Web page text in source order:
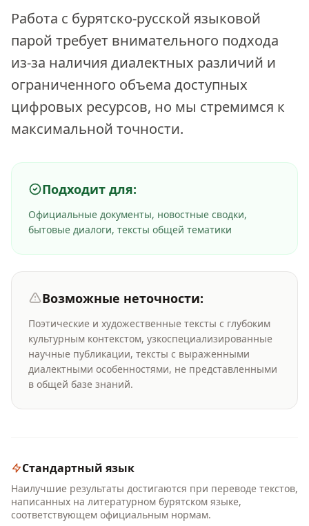
Работа с бурятско-русской языковой
парой требует внимательного подхода
из-за наличия диалектных различий и
ограниченного объема доступных
цифровых ресурсов, но мы стремимся к
максимальной точности.
Подходит для:
Официальные документы, новостные сводки,
бытовые диалоги, тексты общей тематики
Возможные неточности:
Поэтические и художественные тексты с глубоким
культурным контекстом, узкоспециализированные
научные публикации, тексты с выраженными
диалектными особенностями, не представленными
в общей базе знаний.
Стандартный язык
Наилучшие результаты достигаются при переводе текстов,
написанных на литературном бурятском языке,
соответствующем официальным нормам.